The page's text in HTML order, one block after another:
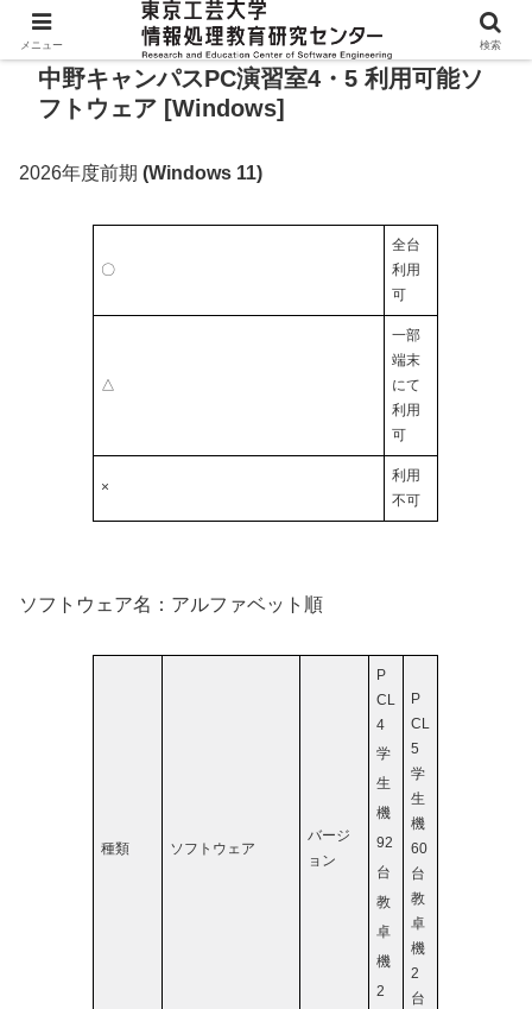
中野キャンパスPC演習室4・5 利用可能ソ
フトウェア [Windows]
2026年度前期 (Windows 11)
〇
全台
利用
可
△
一部
端末
にて
利用
可
×
利用
不可
ソフトウェア名：アルファベット順
種類 ソフトウェア
バージ
ョン
P
CL
4
学
生
機
92
台
教
卓
機
2
P
CL
5
学
生
機
60
台
教
卓
機
2
台
メニュー 検索